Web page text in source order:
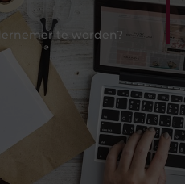
te worden?